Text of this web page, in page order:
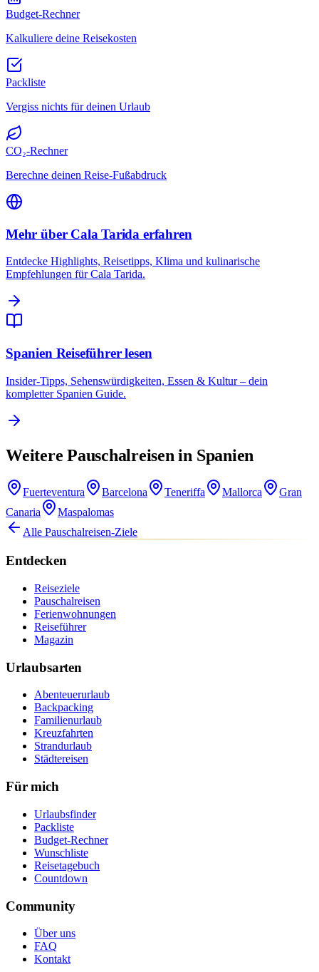
Budget-Rechner
Kalkuliere deine Reisekosten
Packliste
Vergiss nichts für deinen Urlaub
CO₂-Rechner
Berechne deinen Reise-Fußabdruck
Mehr über Cala Tarida erfahren
Entdecke Highlights, Reisetipps, Klima und kulinarische
Empfehlungen für Cala Tarida.
Spanien Reiseführer lesen
Insider-Tipps, Sehenswürdigkeiten, Essen & Kultur – dein
kompletter Spanien Guide.
Weitere Pauschalreisen in Spanien
Fuerteventura Barcelona Teneriffa Mallorca
Gran
Canaria
Maspalomas
Alle Pauschalreisen-Ziele
Entdecken
Reiseziele
Pauschalreisen
Ferienwohnungen
Reiseführer
Magazin
Urlaubsarten
Abenteuerurlaub
Backpacking
Familienurlaub
Kreuzfahrten
Strandurlaub
Städtereisen
Für mich
Urlaubsfinder
Packliste
Budget-Rechner
Wunschliste
Reisetagebuch
Countdown
Community
Über uns
FAQ
Kontakt